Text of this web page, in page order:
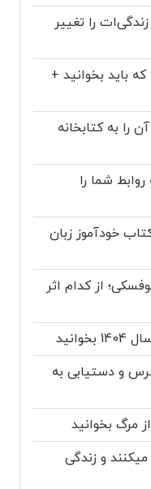
را تغییر
باید بخوانید +
را به کتابخانه
شما را
خودآموز زبان
از کدام اثر
و دستیابی به
مرگ بخوانید
و زندگی